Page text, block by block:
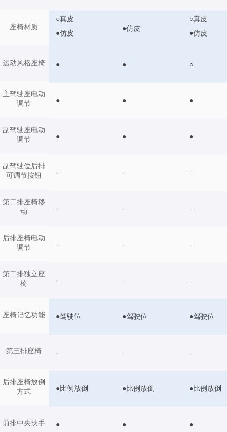
座椅材质
运动风格座椅
主驾驶座电动
调节
副驾驶座电动
调节
副驾驶位后排
可调节按钮
第二排座椅移
动
后排座椅电动
调节
第二排独立座
椅
座椅记忆功能
第三排座椅
后排座椅放倒
方式
前排中央扶手
○真皮
●仿皮
●仿皮
○真皮
●仿皮
● ● ○
● ● ●
● ● ●
- - -
- - -
- - -
- - -
●驾驶位 ●驾驶位 ●驾驶位
- - -
●比例放倒 ●比例放倒 ●比例放倒
● ● ●